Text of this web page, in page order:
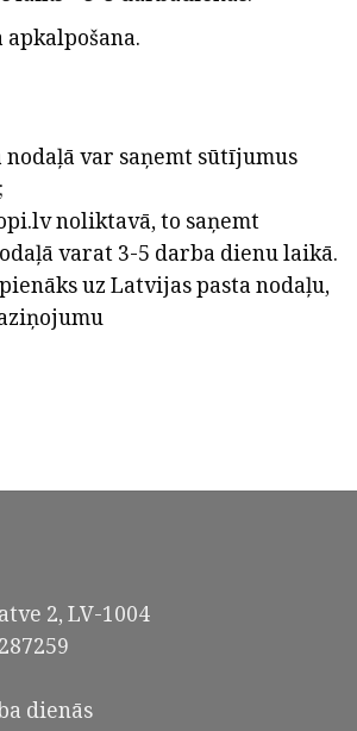
nodaļā var saņemt sūtījumus
noliktavā, to saņemt
varat 3-5 darba dienu laikā.
uz Latvijas pasta nodaļu,
2, LV-1004
dienās